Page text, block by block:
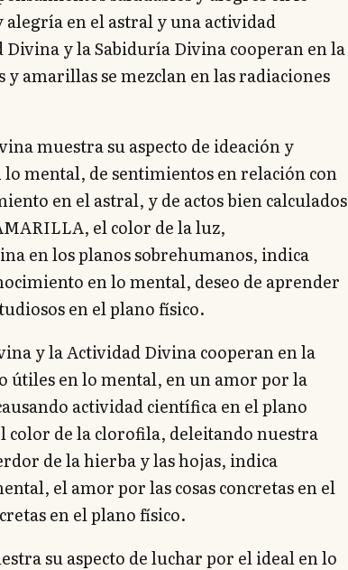
en el astral y una actividad
y la Sabiduría Divina cooperan en la
amarillas se mezclan en las radiaciones
muestra su aspecto de ideación y
mental, de sentimientos en relación con
en el astral, y de actos bien calculados
el color de la luz,
en los planos sobrehumanos, indica
en lo mental, deseo de aprender
en el plano físico.
y la Actividad Divina cooperan en la
útiles en lo mental, en un amor por la
actividad científica en el plano
color de la clorofila, deleitando nuestra
de la hierba y las hojas, indica
el amor por las cosas concretas en el
en el plano físico.
su aspecto de luchar por el ideal en lo